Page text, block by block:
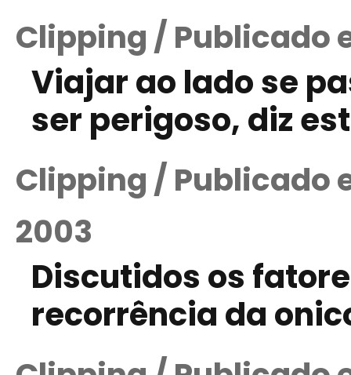
Clipping / Publicado
Viajar ao lado se
ser perigoso, diz
Clipping / Publicado
2003
Discutidos os
recorrência da